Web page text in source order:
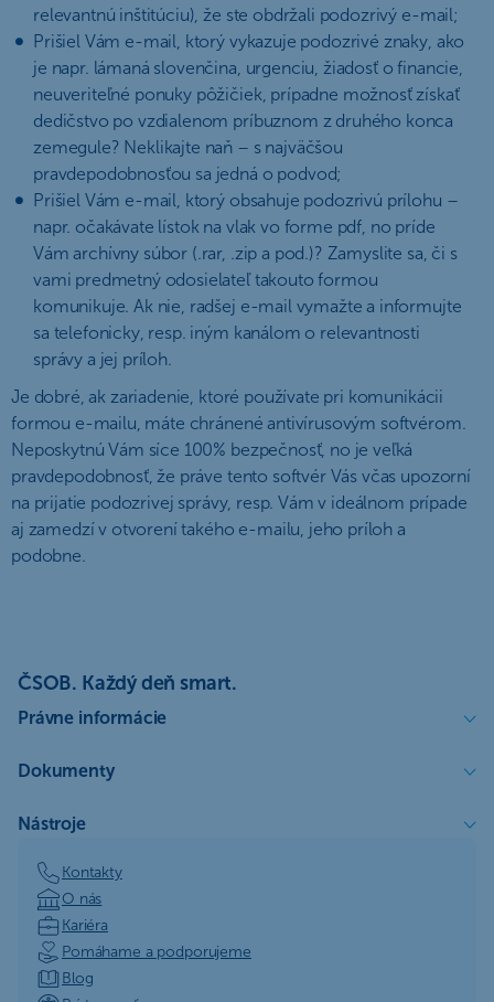
relevantnú inštitúciu), že ste obdržali podozrivý e-mail;
Prišiel Vám e-mail, ktorý vykazuje podozrivé znaky, ako
je napr. lámaná slovenčina, urgenciu, žiadosť o financie,
neuveriteľné ponuky pôžičiek, prípadne možnosť získať
dedičstvo po vzdialenom príbuznom z druhého konca
zemegule? Neklikajte naň – s najväčšou
pravdepodobnosťou sa jedná o podvod;
Prišiel Vám e-mail, ktorý obsahuje podozrivú prílohu –
napr. očakávate lístok na vlak vo forme pdf, no príde
Vám archívny súbor (.rar, .zip a pod.)? Zamyslite sa, či s
vami predmetný odosielateľ takouto formou
komunikuje. Ak nie, radšej e-mail vymažte a informujte
sa telefonicky, resp. iným kanálom o relevantnosti
správy a jej príloh.
Je dobré, ak zariadenie, ktoré používate pri komunikácii
formou e-mailu, máte chránené antivírusovým softvérom.
Neposkytnú Vám síce 100% bezpečnosť, no je veľká
pravdepodobnosť, že práve tento softvér Vás včas upozorní
na prijatie podozrivej správy, resp. Vám v ideálnom prípade
aj zamedzí v otvorení takého e-mailu, jeho príloh a
podobne.
ČSOB. Každý deň smart.
Právne informácie
Dokumenty
Nástroje
Kontakty
O nás
Kariéra
Pomáhame a podporujeme
Blog